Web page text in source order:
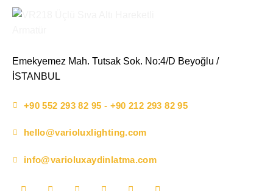
Emekyemez Mah. Tutsak Sok. No:4/D Beyoğlu /
İSTANBUL
+90 552 293 82 95 - +90 212 293 82 95
hello@varioluxlighting.com
info@varioluxaydinlatma.com